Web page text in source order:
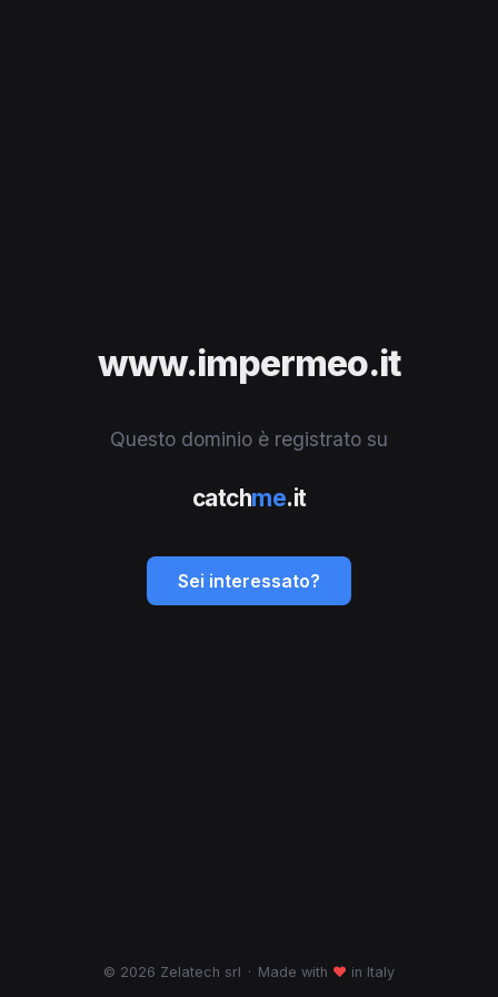
www.impermeo.it
Questo dominio è registrato su
catchme.it
Sei interessato?
© 2026 Zelatech srl · Made with ♥ in Italy